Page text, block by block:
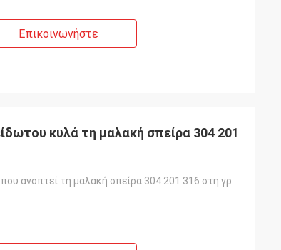
Επικοινωνήστε
κυλά τη μαλακή σπείρα 304 201